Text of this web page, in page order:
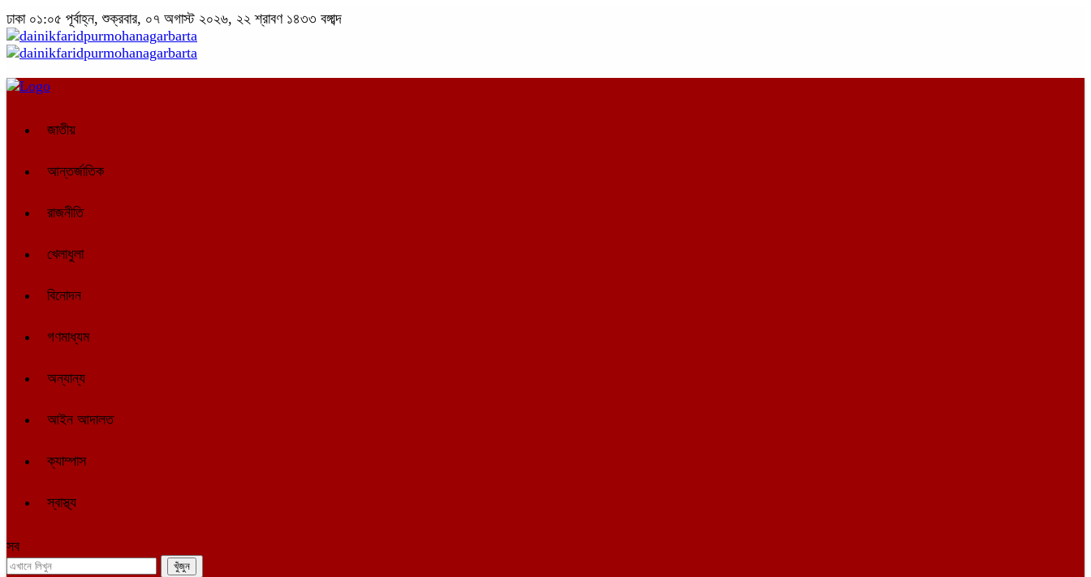
ঢাকা ০১:০৫ পূর্বাহ্ন, শুক্রবার, ০৭ অগাস্ট ২০২৬, ২২ শ্রাবণ ১৪৩৩ বঙ্গাব্দ
জাতীয়
আন্তর্জাতিক
রাজনীতি
খেলাধুলা
বিনোদন
গণমাধ্যম
অন্যান্য
আইন আদালত
ক্যাম্পাস
স্বাস্থ্য
সব